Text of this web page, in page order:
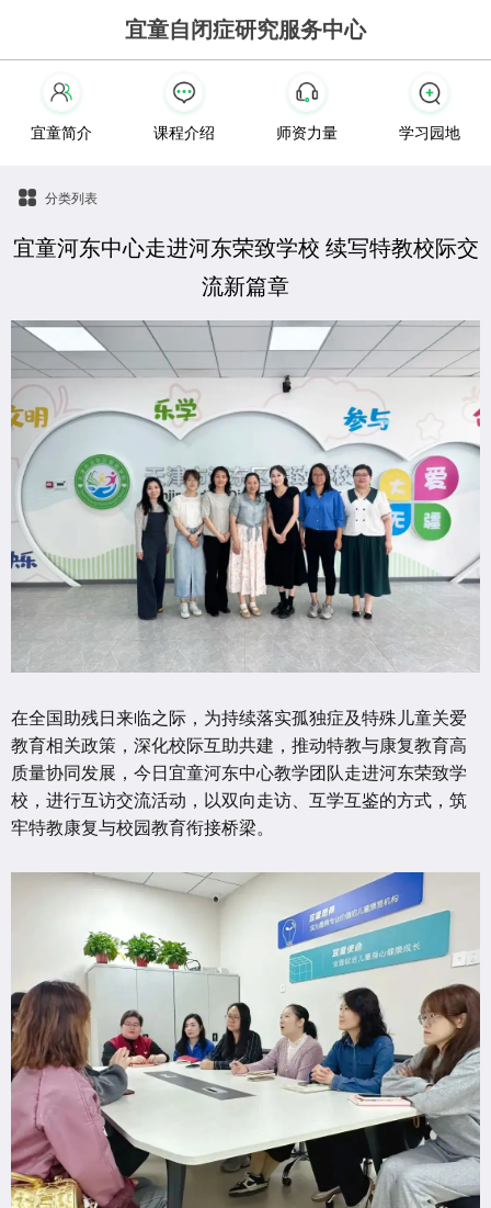
宜童自闭症研究服务中心
宜童简介 课程介绍 师资力量 学习园地
分类列表
宜童河东中心走进河东荣致学校 续写特教校际交
流新篇章
在全国助残日来临之际，为持续落实孤独症及特殊儿童关爱
教育相关政策，深化校际互助共建，推动特教与康复教育高
质量协同发展，今日宜童河东中心教学团队走进河东荣致学
校，进行互访交流活动，以双向走访、互学互鉴的方式，筑
牢特教康复与校园教育衔接桥梁。